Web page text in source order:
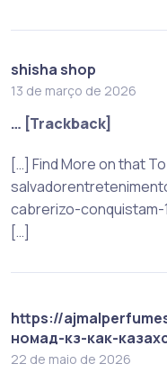
shisha shop
13 de março de 2026
… [Trackback]
[…] Find More on that
cabrerizo-
[…]
https://
номад-кз-как-
22 de maio de 2026